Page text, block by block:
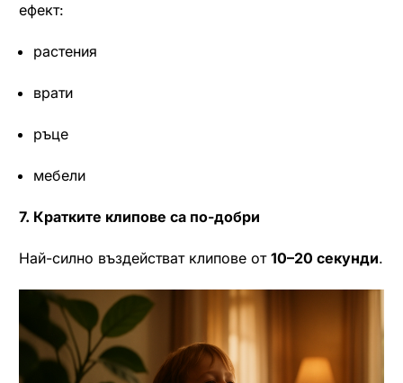
ефект:
растения
врати
ръце
мебели
7. Кратките клипове са по-добри
Най-силно въздействат клипове от10–20 секунди.